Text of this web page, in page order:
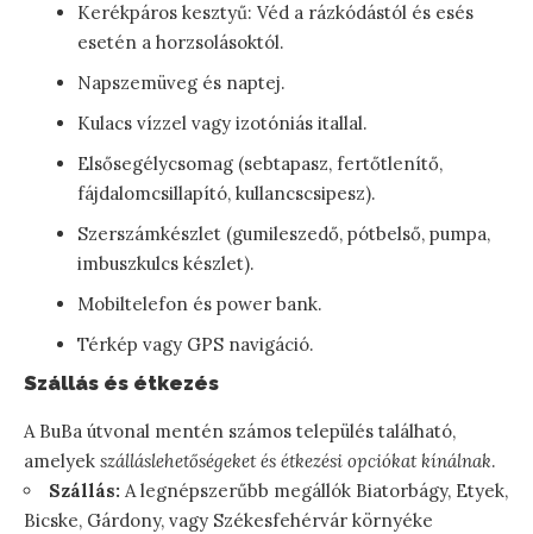
Kerékpáros kesztyű: Véd a rázkódástól és esés
esetén a horzsolásoktól.
Napszemüveg és naptej.
Kulacs vízzel vagy izotóniás itallal.
Elsősegélycsomag (sebtapasz, fertőtlenítő,
fájdalomcsillapító, kullancscsipesz).
Szerszámkészlet (gumileszedő, pótbelső, pumpa,
imbuszkulcs készlet).
Mobiltelefon és power bank.
Térkép vagy GPS navigáció.
Szállás és étkezés
A BuBa útvonal mentén számos település található,
amelyek szálláslehetőségeket és étkezési opciókat kínálnak.
Szállás: A legnépszerűbb megállók Biatorbágy, Etyek,
Bicske, Gárdony, vagy Székesfehérvár környéke